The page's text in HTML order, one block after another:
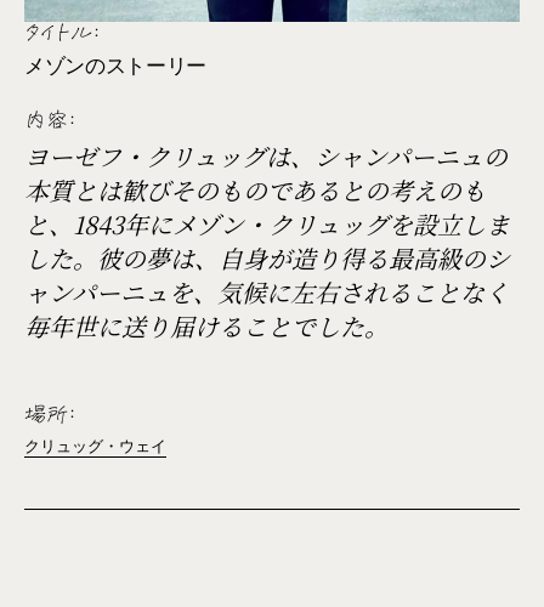
タイトル:
メゾンのストーリー
内容:
ヨーゼフ・クリュッグは、シャンパーニュの
本質とは歓びそのものであるとの考えのも
と、1843年にメゾン・クリュッグを設立しま
した。彼の夢は、自身が造り得る最高級のシ
ャンパーニュを、気候に左右されることなく
毎年世に送り届けることでした。
場所:
クリュッグ・ウェイ